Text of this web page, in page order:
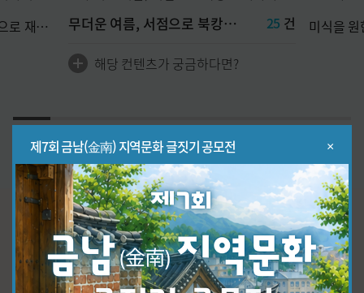
점으로
미식을 원한다면 정답은
건
해당 컨텐츠가 궁금하다면?
올림픽으
22.22222222222222% completed
월간 우리문화
한국의 지역·전통·향토 문화를 소개합니다.
제7회 금남(金南) 지역문화 글짓기 공모전 ×